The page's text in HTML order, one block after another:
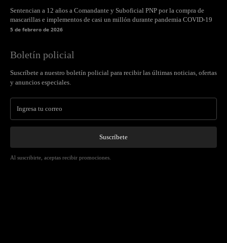
Sentencian a 12 años a Comandante y Suboficial PNP por la compra de
mascarillas e implementos de casi un millón durante pandemia COVID-19
5 de febrero de 2026
Boletín policial
Suscríbete a nuestro boletín policial para recibir las últimas noticias, ofertas
y anuncios especiales.
Suscríbete
Al suscribirte, aceptas recibir promociones.